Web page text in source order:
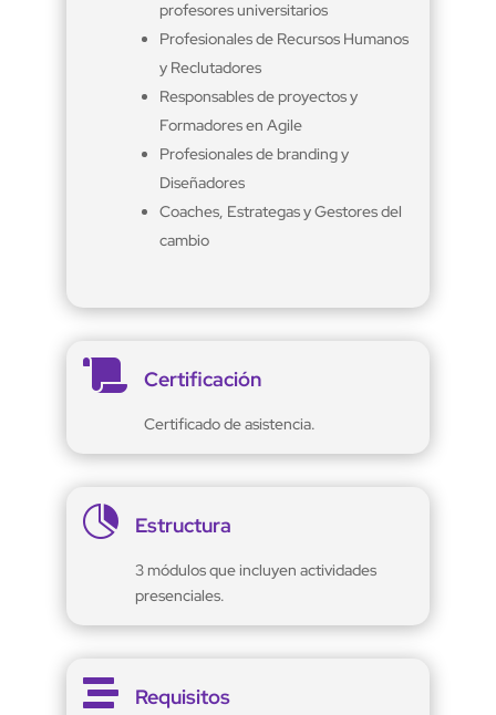
profesores universitarios
Profesionales de Recursos Humanos
y Reclutadores
Responsables de proyectos y
Formadores en Agile
Profesionales de branding y
Diseñadores
Coaches, Estrategas y Gestores del
cambio
 Certificación
Certificado de asistencia.
 Estructura
3 módulos que incluyen actividades
presenciales.
 Requisitos